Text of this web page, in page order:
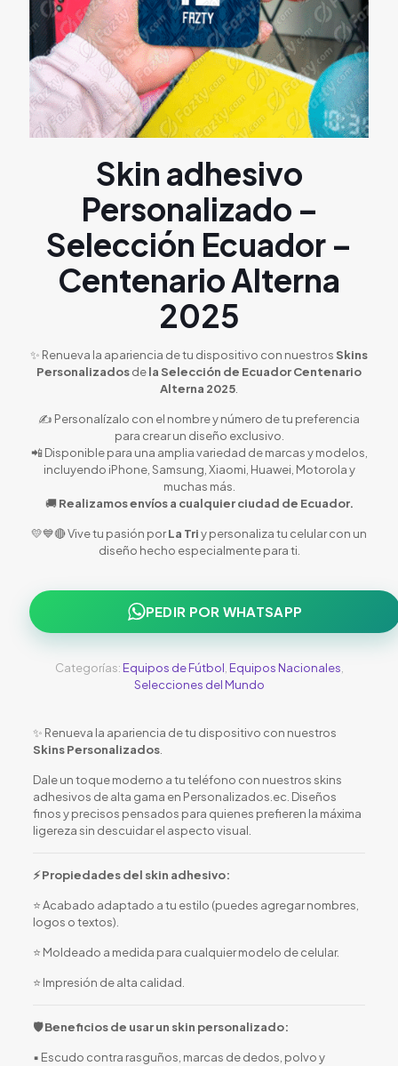
Skin adhesivo
Personalizado –
Selección Ecuador –
Centenario Alterna
2025
✨ Renueva la apariencia de tu dispositivo con nuestros Skins
Personalizadosdela Selección de Ecuador Centenario
Alterna 2025
✍️ Personalízalo con el nombre y número de tu preferencia
para crear un diseño exclusivo.
📲 Disponible para una amplia variedad de marcas y modelos,
incluyendo iPhone, Samsung, Xiaomi, Huawei, Motorola y
muchas más.
🚚Realizamos envíos a cualquier ciudad de Ecuador.
💛💙🔴 Vive tu pasión porLa Triy personaliza tu celular con un
diseño hecho especialmente para ti.
PEDIR POR WHATSAPP
Categorías: Equipos de Fútbol Equipos Nacionales
Selecciones del Mundo
✨ Renueva la apariencia de tu dispositivo con nuestros
Skins Personalizados.
Dale un toque moderno a tu teléfono con nuestros skins
adhesivos de alta gama en Personalizados.ec. Diseños
finos y precisos pensados para quienes prefieren la máxima
ligereza sin descuidar el aspecto visual.
⚡ Propiedades del skin adhesivo:
⭐ Acabado adaptado a tu estilo (puedes agregar nombres,
logos o textos).
⭐ Moldeado a medida para cualquier modelo de celular.
⭐ Impresión de alta calidad.
🛡️ Beneficios de usar un skin personalizado:
▪️ Escudo contra rasguños, marcas de dedos, polvo y